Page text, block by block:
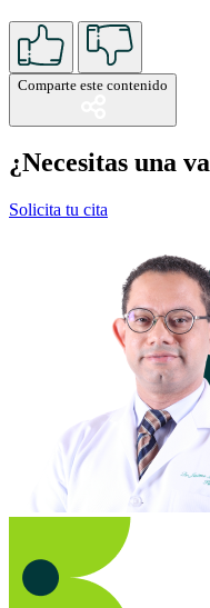
Comparte este contenido
¿Necesitas una
Solicita tu cita